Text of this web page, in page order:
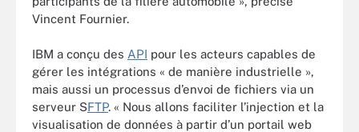
Vincent Fournier.
IBM a conçu des API pour les acteurs capables de
gérer les intégrations « de manière industrielle »,
mais aussi un processus d’envoi de fichiers via un
serveur SFTP. « Nous allons faciliter l’injection et la
visualisation de données à partir d’un portail web